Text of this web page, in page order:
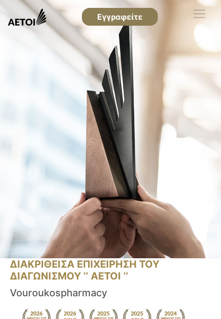
Εγγραφείτε
ΔΙΑΚΡΙΘΕΙΣΑ ΕΠΙΧΕΙΡΗΣΗ ΤΟΥ
ΔΙΑΓΩΝΙΣΜΟΥ ‘’ ΑΕΤΟΙ ‘’
Vouroukospharmacy